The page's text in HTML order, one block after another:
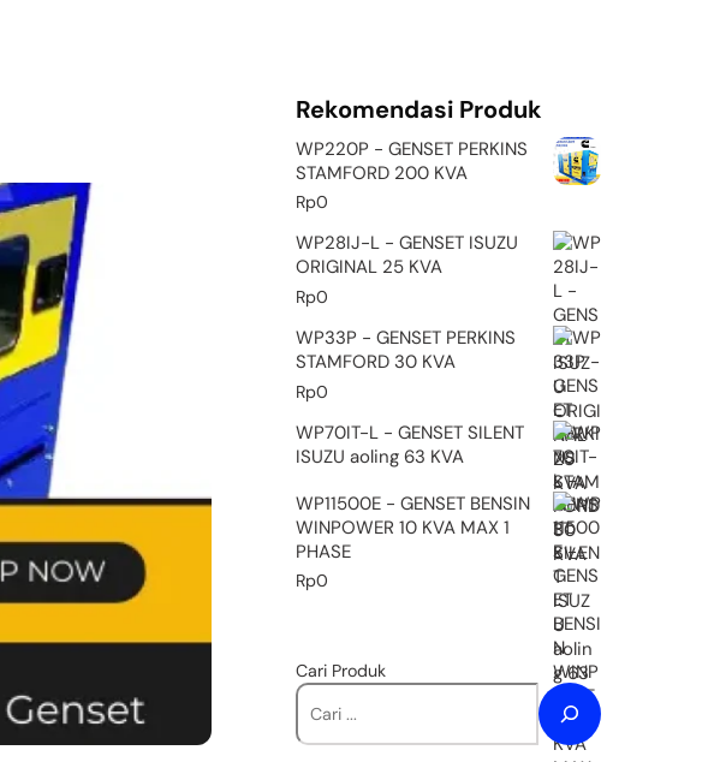
Rekomendasi Produk
WP220P - GENSET PERKINS
STAMFORD 200 KVA
Rp0
WP28IJ-L - GENSET ISUZU
ORIGINAL 25 KVA
Rp0
WP33P - GENSET PERKINS
STAMFORD 30 KVA
Rp0
WP70IT-L - GENSET SILENT
ISUZU aoling 63 KVA
WP11500E - GENSET BENSIN
WINPOWER 10 KVA MAX 1
PHASE
Rp0
Cari Produk